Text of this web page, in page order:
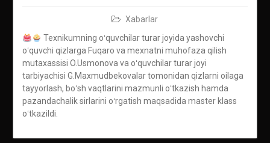
Xabarlar
Texnikumning oʻquvchilar turar joyida yashovchi
oʻquvchi qizlarga Fuqaro va mexnatni muhofaza qilish
mutaxassisi O.Usmonova va oʻquvchilar turar joyi
tarbiyachisi G.Maxmudbekovalar tomonidan qizlarni oilaga
tayyorlash, boʻsh vaqtlarini mazmunli oʻtkazish hamda
pazandachalik sirlarini oʻrgatish maqsadida master klass
oʻtkazildi.